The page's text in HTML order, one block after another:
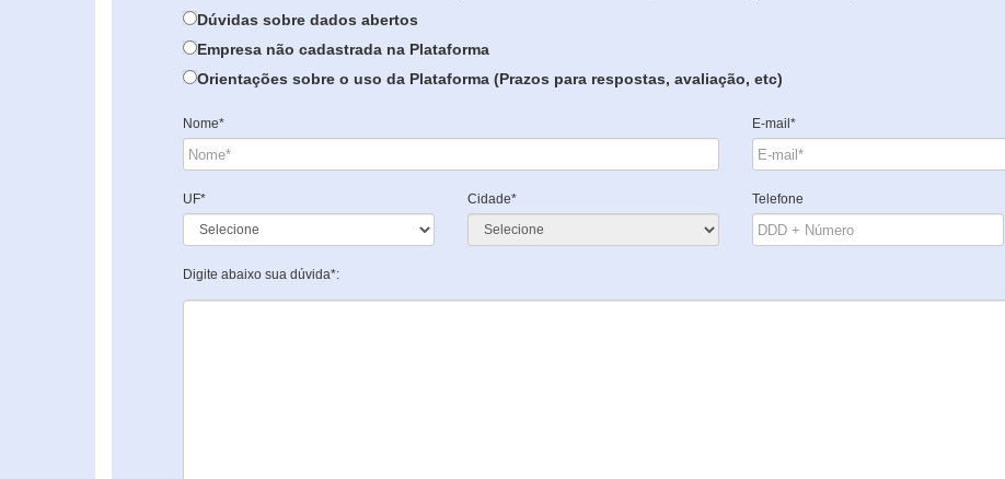
Dúvidas sobre dados abertos
Empresa não cadastrada na Plataforma
Orientações sobre o uso da Plataforma (Prazos para respostas, avaliação, etc)
Nome* E-mail*
UF* Cidade* Telefone
Digite abaixo sua dúvida*: